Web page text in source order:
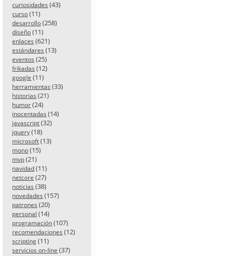
curiosidades (43)
curso (11)
desarrollo (258)
diseño (11)
enlaces (621)
estándares (13)
eventos (25)
frikadas (12)
google (11)
herramientas (33)
historias (21)
humor (24)
inocentadas (14)
javascript (32)
jquery (18)
microsoft (13)
mono (15)
mvp (21)
navidad (11)
netcore (27)
noticias (38)
novedades (157)
patrones (20)
personal (14)
programación (107)
recomendaciones (12)
scripting (11)
servicios on-line (37)